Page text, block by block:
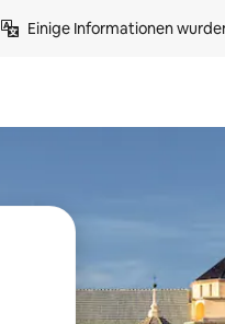
Einige Informationen